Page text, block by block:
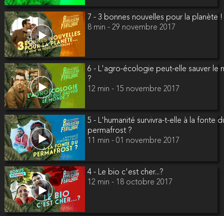
7 - 3 bonnes nouvelles pour la planète !
8 min - 29 novembre 2017
6 - L'agro-écologie peut-elle sauver le
?
12 min - 15 novembre 2017
5 - L'humanité survivra-t-elle à la fonte
permafrost ?
11 min - 01 novembre 2017
4 - Le bio c'est cher...?
12 min - 18 octobre 2017